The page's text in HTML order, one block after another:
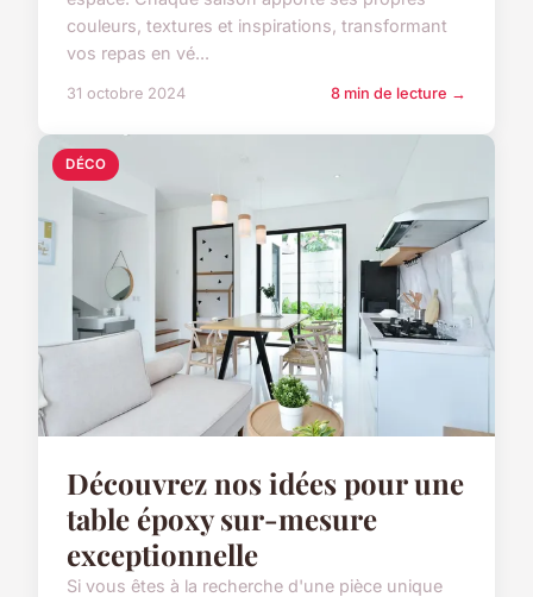
couleurs, textures et inspirations, transformant
vos repas en vé...
31 octobre 2024 8 min de lecture →
DÉCO
Découvrez nos idées pour une
table époxy sur-mesure
exceptionnelle
Si vous êtes à la recherche d'une pièce unique